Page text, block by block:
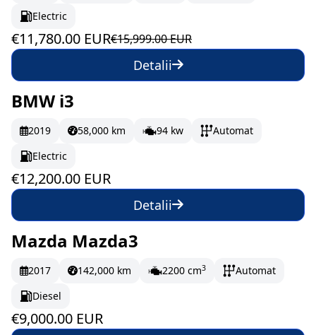
Electric
€11,780.00 EUR€15,999.00 EUR
Detalii
La comandă
BMW i3
2019 58,000 km 94 kw
Automat
Electric
€12,200.00 EUR
Detalii
La comandă 150 EUR/lună
Mazda Mazda3
2017 142,000 km 2200 cm3
Automat
Diesel
€9,000.00 EUR